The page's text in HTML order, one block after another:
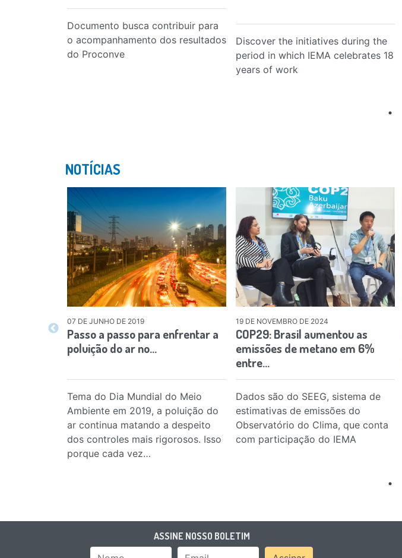
Documento busca contribuir para
o acompanhamento dos resultados
do Proconve
Discover the initiatives during the
period in which IEMA celebrates 18
years of work
NOTÍCIAS
07 DE JUNHO DE 2019
Passo a passo para enfrentar a
poluição do ar no…
Tema do Dia Mundial do Meio
Ambiente em 2019, a poluição do
ar continua matando a despeito
dos controles mais rigorosos. Isso
porque cada vez…
19 DE NOVEMBRO DE 2024
COP29: Brasil aumentou as
emissões de metano em 6%
entre…
Dados são do SEEG, sistema de
estimativas de emissões do
Observatório do Clima, que conta
com participação do IEMA
ASSINE NOSSO BOLETIM
Email Address